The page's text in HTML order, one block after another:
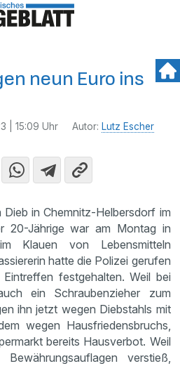
neun Euro ins
| 15:09 Uhr Autor: Lutz Escher
in Chemnitz-Helbersdorf im
20-Jährige war am Montag in
Klauen von Lebensmitteln
hatte die Polizei gerufen
festgehalten. Weil bei
ein Schraubenzieher zum
ihn jetzt wegen Diebstahls mit
wegen Hausfriedensbruchs,
bereits Hausverbot. Weil
verstieß,